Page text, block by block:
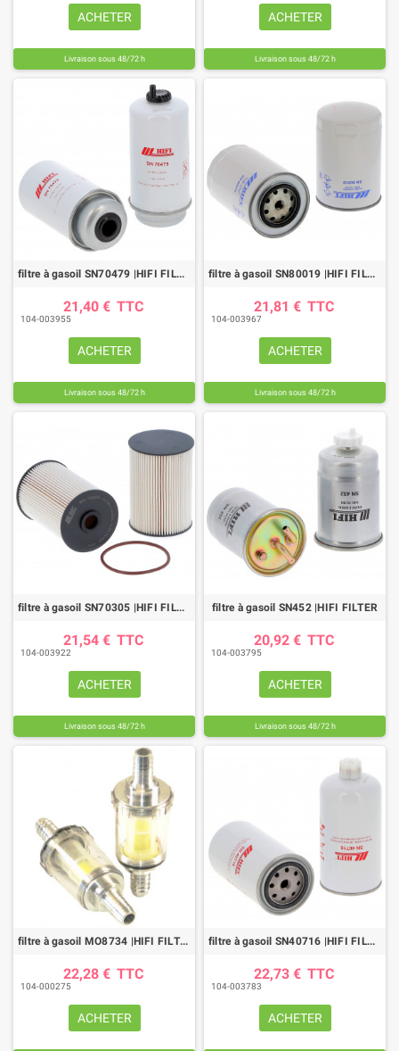
(2 avis)
ACHETER
Livraison sous 48/72 h
ACHETER
Livraison sous 48/72 h
filtre à gasoil SN70479 |HIFI FILTER
21,40 € TTC
104-003955
ACHETER
Livraison sous 48/72 h
filtre à gasoil SN80019 |HIFI FILTER
21,81 € TTC
104-003967
ACHETER
Livraison sous 48/72 h
filtre à gasoil SN70305 |HIFI FILTER
21,54 € TTC
104-003922
ACHETER
Livraison sous 48/72 h
filtre à gasoil SN452 |HIFI FILTER
20,92 € TTC
104-003795
ACHETER
Livraison sous 48/72 h
filtre à gasoil MO8734 |HIFI FILTER
22,28 € TTC
104-000275
ACHETER
filtre à gasoil SN40716 |HIFI FILTER
22,73 € TTC
104-003783
ACHETER